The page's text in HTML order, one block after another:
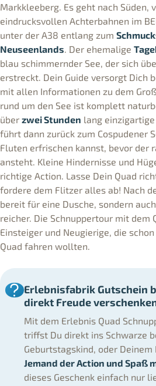
Markkleeberg. Es geht nach Süden,
eindrucksvollen Achterbahnen im
unter der A38 entlang zum
Neuseenlands. Der ehemalige
blau schimmernder See, der sich
erstreckt. Dein Guide versorgt Dich
mit allen Informationen zu dem
rund um den See ist komplett
über zwei Stunden lang einzigartige
führt dann zurück zum Cospudener
Fluten erfrischen kannst, bevor der
ansteht. Kleine Hindernisse und
richtige Action. Lasse Dein Quad
fordere dem Flitzer alles ab! Nach
bereit für eine Dusche, sondern
reicher. Die Schnuppertour mit dem
Einsteiger und Neugierige, die
Quad fahren wollten.
Erlebnisfabrik Gutschein
direkt Freude
Mit dem Erlebnis Quad
triffst Du direkt ins Schwarze
Geburtstagskind, oder Deinem
Jemand der Action und Spaß
dieses Geschenk einfach nur